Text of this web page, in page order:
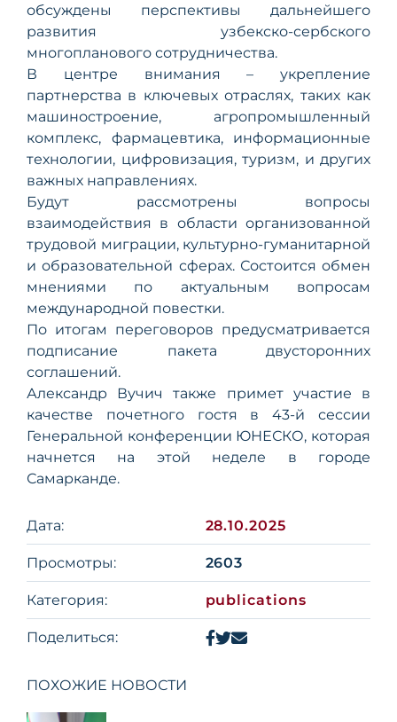
обсуждены перспективы дальнейшего
развития узбекско-сербского
многопланового сотрудничества.
В центре внимания – укрепление
партнерства в ключевых отраслях, таких как
машиностроение, агропромышленный
комплекс, фармацевтика, информационные
технологии, цифровизация, туризм, и других
важных направлениях.
Будут рассмотрены вопросы
взаимодействия в области организованной
трудовой миграции, культурно-гуманитарной
и образовательной сферах. Состоится обмен
мнениями по актуальным вопросам
международной повестки.
По итогам переговоров предусматривается
подписание пакета двусторонних
соглашений.
Александр Вучич также примет участие в
качестве почетного гостя в 43-й сессии
Генеральной конференции ЮНЕСКО, которая
начнется на этой неделе в городе
Самарканде.
Дата: 28.10.2025
Просмотры: 2603
Категория: publications
Поделиться:
ПОХОЖИЕ НОВОСТИ